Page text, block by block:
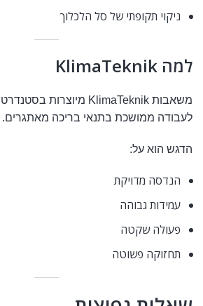
ניקוי תקופתי של סל הלכלוך
למה KlimaTeknik
משאבות KlimaTeknik מיוצרות
לעבודה ממושכת בתנאי בריכה מאתגרים.
הדגש הוא על:
הנדסה מדויקת
עמידות גבוהה
פעולה שקטה
תחזוקה פשוטה